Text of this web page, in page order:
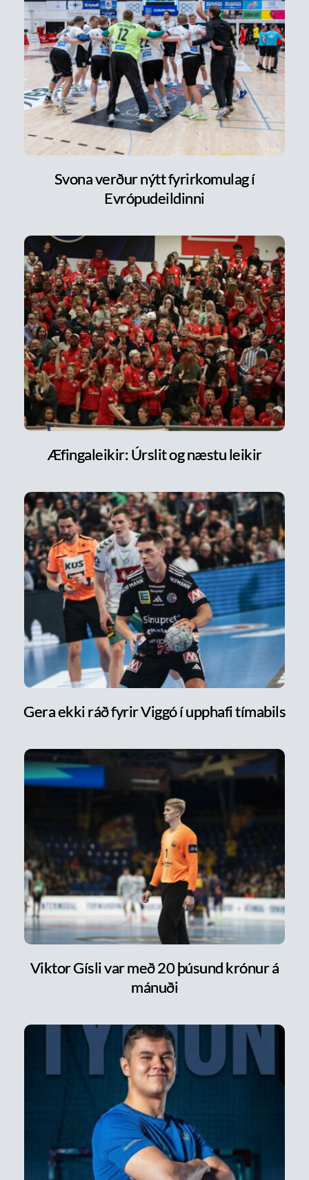
Svona verður nýtt fyrirkomulag í
Evrópudeildinni
Æfingaleikir: Úrslit og næstu leikir
Gera ekki ráð fyrir Viggó í upphafi tímabils
Viktor Gísli var með 20 þúsund krónur á
mánuði